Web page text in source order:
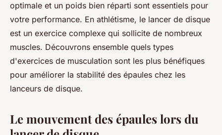
optimale et un poids bien réparti sont essentiels pour
votre performance. En athlétisme, le lancer de disque
est un exercice complexe qui sollicite de nombreux
muscles. Découvrons ensemble quels types
d'exercices de musculation sont les plus bénéfiques
pour améliorer la stabilité des épaules chez les
lanceurs de disque.
Le mouvement des épaules lors du